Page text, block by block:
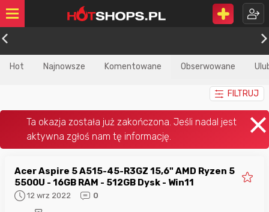
Hot Najnowsze Komentowane Obserwowane
FILTRUJ
Acer Aspire 5 A515-45-R3GZ 15,6" AMD Ryzen 5
5500U - 16GB RAM - 512GB Dysk - Win11
12 wrz 2022 0